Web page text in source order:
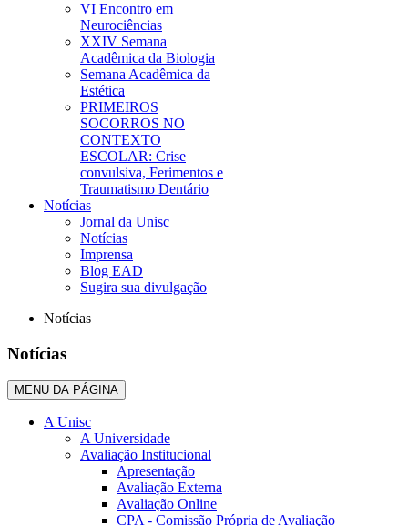
VI Encontro em
Neurociências
XXIV Semana
Acadêmica da Biologia
Semana Acadêmica da
Estética
PRIMEIROS
SOCORROS NO
CONTEXTO
ESCOLAR: Crise
convulsiva, Ferimentos e
Traumatismo Dentário
Notícias
Jornal da Unisc
Notícias
Imprensa
Blog EAD
Sugira sua divulgação
Notícias
Notícias
MENU DA PÁGINA
A Unisc
A Universidade
Avaliação Institucional
Apresentação
Avaliação Externa
Avaliação Online
CPA - Comissão Própria de Avaliação